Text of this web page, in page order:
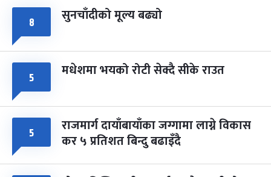
८ सुनचाँदीको मूल्य बढ्यो
५ मधेशमा भयको रोटी सेक्दै सीके राउत
५ राजमार्ग दायाँबायाँका जग्गामा लाग्ने विकास
कर ५ प्रतिशत बिन्दु बढाइँदै